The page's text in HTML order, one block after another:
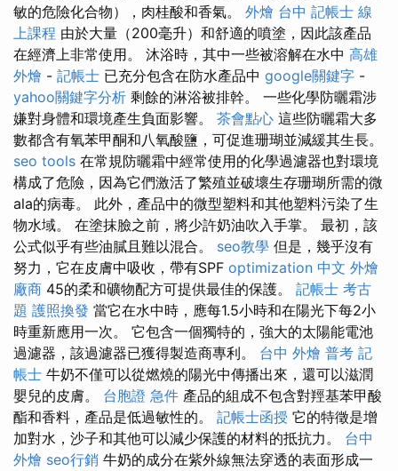
敏的危險化合物），肉桂酸和香氣。 外燴 台中 記帳士 線
上課程 由於大量（200毫升）和舒適的噴塗，因此該產品
在經濟上非常使用。 沐浴時，其中一些被溶解在水中 高雄
外燴 - 記帳士 已充分包含在防水產品中 google關鍵字 -
yahoo關鍵字分析 剩餘的淋浴被排幹。 一些化學防曬霜涉
嫌對身體和環境產生負面影響。 茶會點心 這些防曬霜大多
數都含有氧苯甲酮和八氧酸鹽，可促進珊瑚並減緩其生長。
seo tools 在常規防曬霜中經常使用的化學過濾器也對環境
構成了危險，因為它們激活了繁殖並破壞生存珊瑚所需的微
ala的病毒。 此外，產品中的微型塑料和其他塑料污染了生
物水域。 在塗抹臉之前，將少許奶油吹入手掌。 最初，該
公式似乎有些油膩且難以混合。 seo教學 但是，幾乎沒有
努力，它在皮膚中吸收，帶有SPF optimization 中文 外燴
廠商 45的柔和礦物配方可提供最佳的保護。 記帳士 考古
題 護照換發 當它在水中時，應每1.5小時和在陽光下每2小
時重新應用一次。 它包含一個獨特的，強大的太陽能電池
過濾器，該過濾器已獲得製造商專利。 台中 外燴 普考 記
帳士 牛奶不僅可以從燃燒的陽光中傳播出來，還可以滋潤
嬰兒的皮膚。 台胞證 急件 產品的組成不包含對羥基苯甲酸
酯和香料，產品是低過敏性的。 記帳士函授 它的特徵是增
加對水，沙子和其他可以減少保護的材料的抵抗力。 台中
外燴 seo行銷 牛奶的成分在紫外線無法穿透的表面形成一